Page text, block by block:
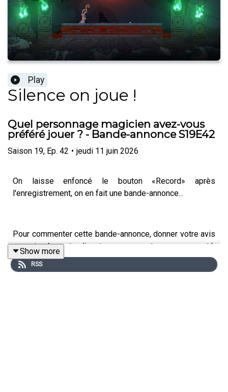
Play
Silence on joue !
Quel personnage magicien avez-vous
préféré jouer ? - Bande-annonce S19E42
Saison 19, Ep. 42 • jeudi 11 juin 2026
On laisse enfoncé le bouton «Record» après
l'enregistrement, on en fait une bande-annonce...
Pour commenter cette bande-annonce, donner votre avis
ou simplement discuter avec notre communauté,
connectez-vousau serveur Discord de Silence on joue!
Show more
RSS